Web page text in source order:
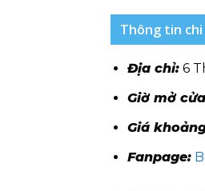
Thông tin
Địa chỉ: 6
Giờ mở
Giá
Fanpage: